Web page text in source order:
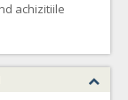
achizitiile